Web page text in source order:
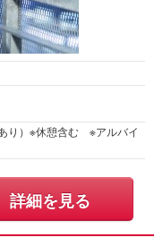
円～
り）※休憩含む ※アルバイ
詳細を見る